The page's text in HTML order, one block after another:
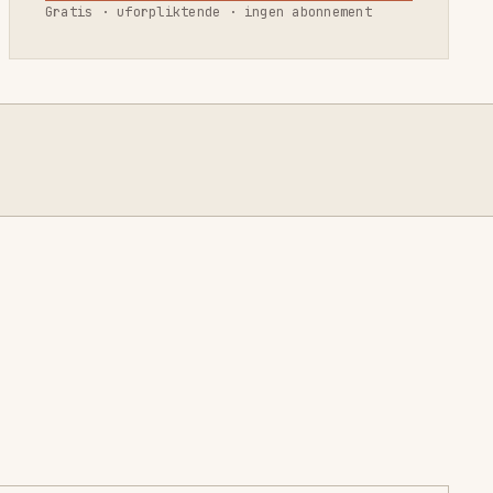
Gratis · uforpliktende · ingen abonnement